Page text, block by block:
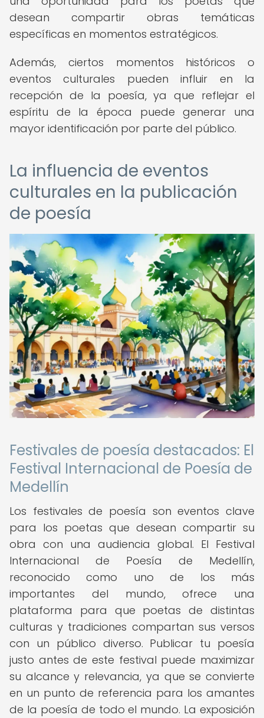
desean compartir obras temáticas
específicas en momentos estratégicos.
Además, ciertos momentos históricos o
eventos culturales pueden influir en la
recepción de la poesía, ya que reflejar el
espíritu de la época puede generar una
mayor identificación por parte del público.
La influencia de eventos
culturales en la publicación
de poesía
Festivales de poesía destacados: El
Festival Internacional de Poesía de
Medellín
Los festivales de poesía son eventos clave
para los poetas que desean compartir su
obra con una audiencia global. El Festival
Internacional de Poesía de Medellín,
reconocido como uno de los más
importantes del mundo, ofrece una
plataforma para que poetas de distintas
culturas y tradiciones compartan sus versos
con un público diverso. Publicar tu poesía
justo antes de este festival puede maximizar
su alcance y relevancia, ya que se convierte
en un punto de referencia para los amantes
de la poesía de todo el mundo. La exposición